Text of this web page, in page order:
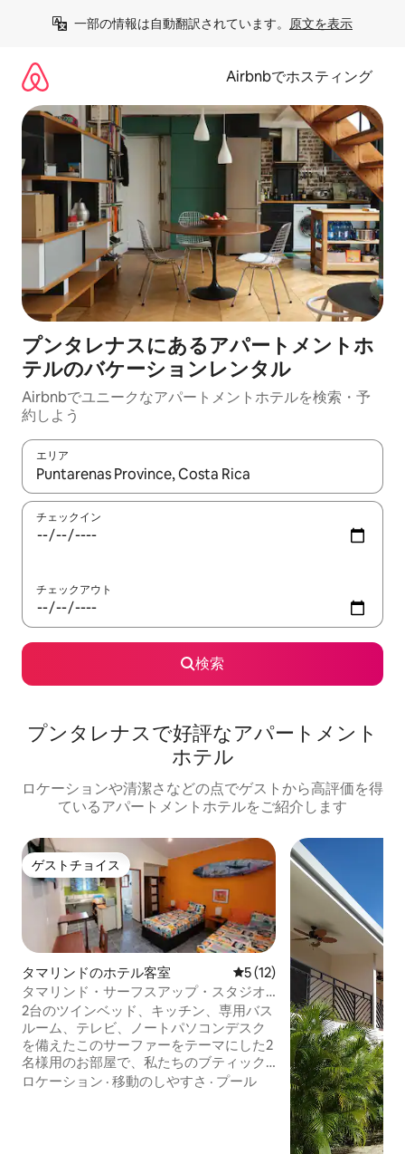
一部の情報は自動翻訳されています。 原文を表示
Airbnbでホスティング
プンタレナスにあるアパートメントホ
テルのバケーションレンタル
Airbnbでユニークなアパートメントホテルを検索・予
約しよう
エリア
検索結果が表示されたら、上下の矢印キーを使って移動するか
チェックイン
チェックアウト
検索
プンタレナスで好評なアパートメント
ホテル
ロケーションや清潔さなどの点でゲストから高評価を得
ているアパートメントホテルをご紹介します
ゲストチョイス
ゲストチョイス
タマリンドのホテル客室 レビュー12件、5つ星中5つ
5 (12)
タマリンド・サーフスアップ・スタジオ
（キッチン付き）- ツインベッド2台
2台のツインベッド、キッチン、専用バス
ルーム、テレビ、ノートパソコンデスク
を備えたこのサーファーをテーマにした2
名様用のお部屋で、私たちのブティック
キャビナの終わりのない夏をお楽しみく
ロケーション · 移動のしやすさ · プール